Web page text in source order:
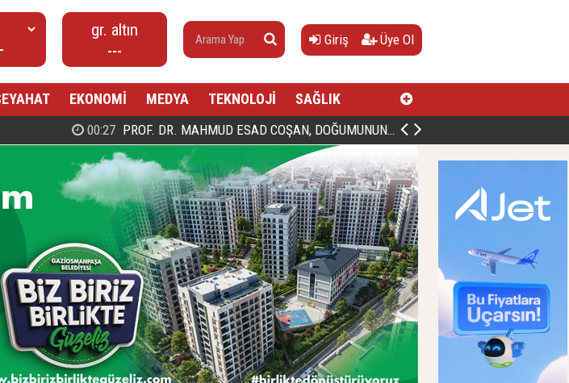
gr. altın
---
Giriş Üye Ol
EKONOMİ MEDYA TEKNOLOJİ SAĞLIK
00:27 PROF. DR. MAHMUD ESAD COŞAN, DOĞUMUNUN HİCRÎ 91. YILINDA ELAZIĞ'DA YÂD EDİLECEK